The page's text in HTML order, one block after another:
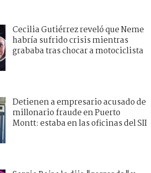
Cecilia Gutiérrez reveló que Neme
habría sufrido crisis mientras
grababa tras chocar a motociclista
Detienen a empresario acusado de
millonario fraude en Puerto
Montt: estaba en las oficinas del SII